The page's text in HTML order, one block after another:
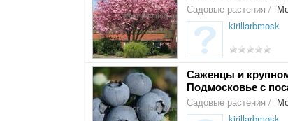
Садовые растения /
kirillarbmosk
Саженцы и
Подмосковье с
Садовые растения /